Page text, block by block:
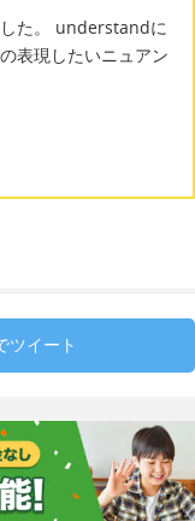
た。 understandに
表現したいニュアン
ツイート